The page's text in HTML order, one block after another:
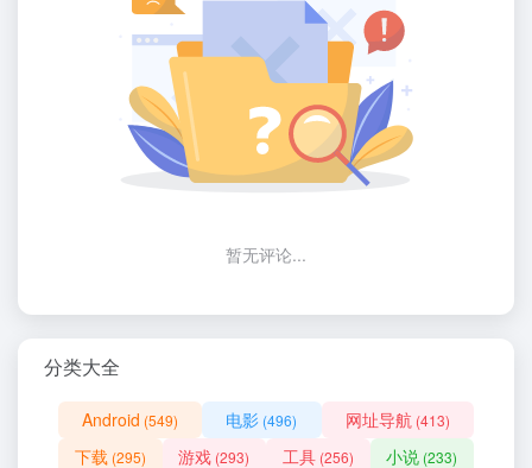
暂无评论...
分类大全
Android (549) 电影 (496) 网址导航 (413)
下载 (295) 游戏 (293) 工具(256) 小说 (233)